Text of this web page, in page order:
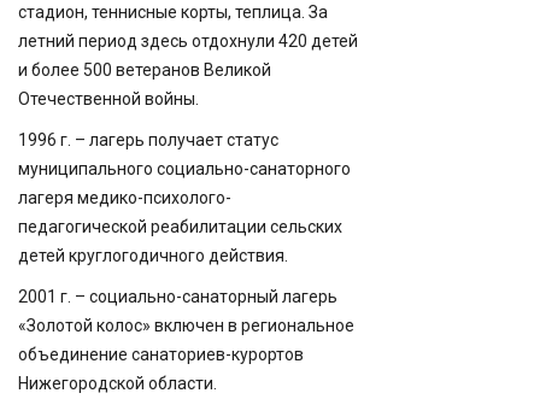
стадион, теннисные корты, теплица. За
летний период здесь отдохнули 420 детей
и более 500 ветеранов Великой
Отечественной войны.
1996 г. – лагерь получает статус
муниципального социально-санаторного
лагеря медико-психолого-
педагогической реабилитации сельских
детей круглогодичного действия.
2001 г. – социально-санаторный лагерь
«Золотой колос» включен в региональное
объединение санаториев-курортов
Нижегородской области.